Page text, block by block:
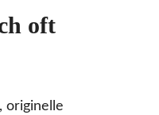
oft
originelle